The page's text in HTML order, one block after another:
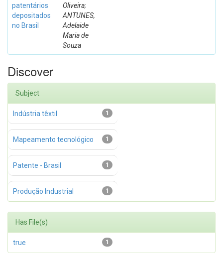
patentários
depositados
no Brasil
Oliveira;
ANTUNES,
Adelaide
Maria de
Souza
Discover
Subject
1
Indústria têxtil
1
Mapeamento tecnológico
1
Patente - Brasil
1
Produção Industrial
Has File(s)
1
true